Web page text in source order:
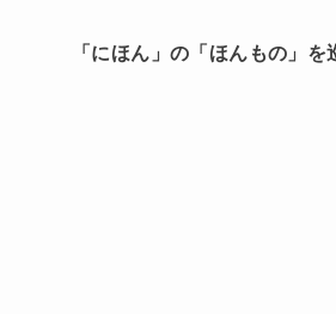
「にほん」の「ほんもの」